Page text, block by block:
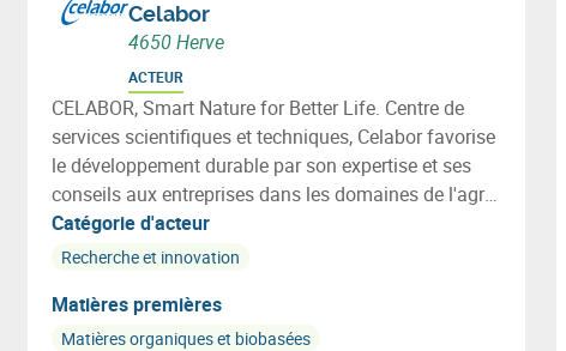
Celabor
4650 Herve
ACTEUR
CELABOR, Smart Nature for Better Life. Centre de
services scientifiques et techniques, Celabor favorise
le développement durable par son expertise et ses
conseils aux entreprises dans les domaines de l'agro-
alimentaire (FOOD), de la valorisation de la biomasse
(EXTRACT), de l’environnement (ENVIRONEMENT),
applications bio-basées).
Catégorie d'acteur
Recherche et innovation
Matières premières
Matières organiques et biobasées